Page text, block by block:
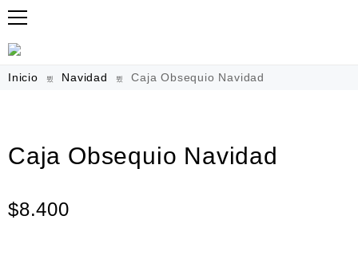
Inicio Navidad Caja Obsequio Navidad
Caja Obsequio Navidad
$8.400